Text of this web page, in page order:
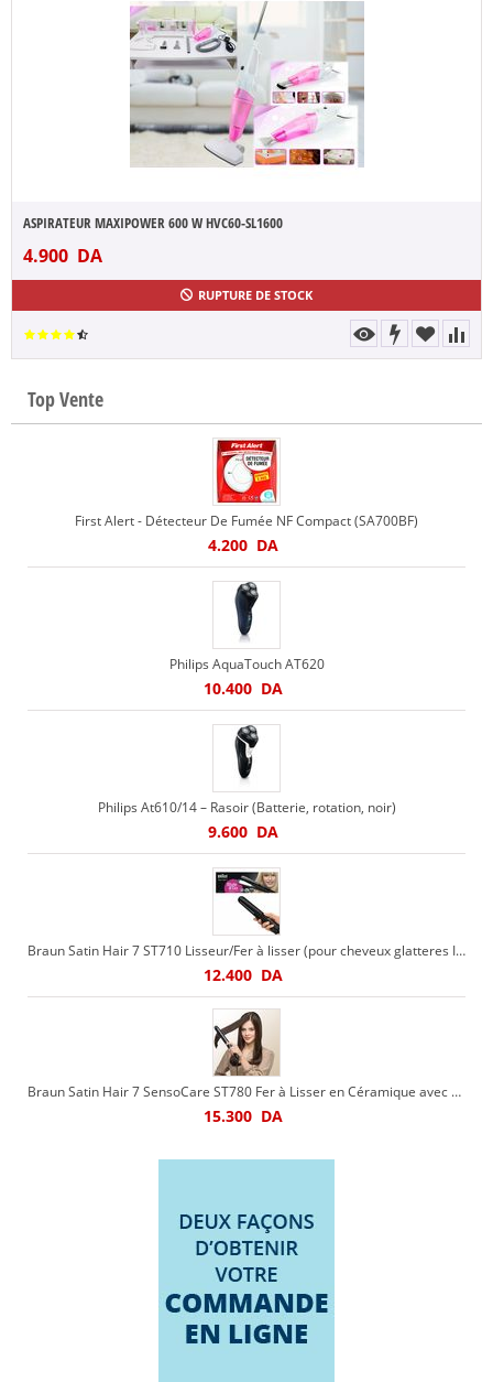
ASPIRATEUR MAXIPOWER 600 W HVC60-SL1600
4.900 DA
RUPTURE DE STOCK
Top Vente
First Alert - Détecteur De Fumée NF Compact (SA700BF)
4.200 DA
Philips AquaTouch AT620
10.400 DA
Philips At610/14 – Rasoir (Batterie, rotation, noir)
9.600 DA
Braun Satin Hair 7 ST710 Lisseur/Fer à lisser (pour cheveux glatteres Iontec)
12.400 DA
Braun Satin Hair 7 SensoCare ST780 Fer à Lisser en Céramique avec Technologie Sensor
15.300 DA